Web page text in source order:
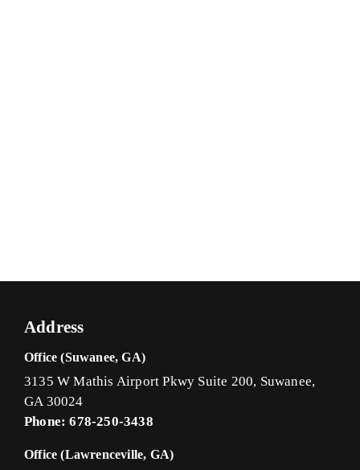
Address
Office (Suwanee, GA)
3135 W Mathis Airport Pkwy Suite 200, Suwanee,
GA 30024
Phone: 678-250-3438
Office (Lawrenceville, GA)